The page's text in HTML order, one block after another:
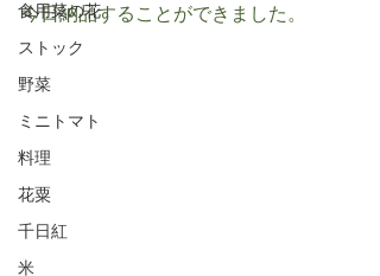
食用菜の花
ストック
野菜
ミニトマト
料理
花粟
千日紅
米
今日納品することができました。